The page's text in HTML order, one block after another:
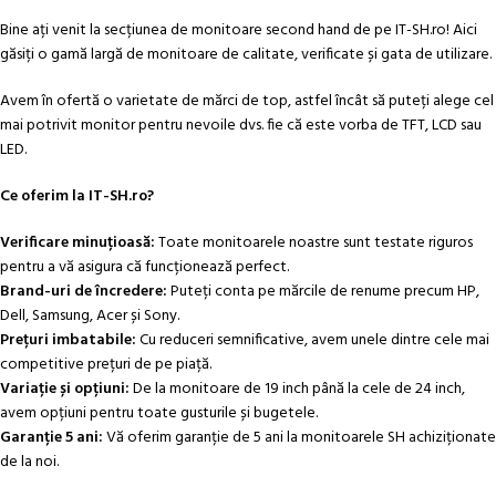
Bine ați venit la secțiunea de monitoare second hand de pe IT-SH.ro! Aici
găsiți o gamă largă de monitoare de calitate, verificate și gata de utilizare.
Avem în ofertă o varietate de mărci de top, astfel încât să puteți alege cel
mai potrivit monitor pentru nevoile dvs. fie că este vorba de TFT, LCD sau
LED.
Ce oferim la IT-SH.ro?
Verificare minuțioasă:Toate monitoarele noastre sunt testate riguros
pentru a vă asigura că funcționează perfect.
Brand-uri de încredere:Puteți conta pe mărcile de renume precum HP,
Dell, Samsung, Acer și Sony.
Prețuri imbatabile:Cu reduceri semnificative, avem unele dintre cele mai
competitive prețuri de pe piață.
Variație și opțiuni:De la monitoare de 19 inch până la cele de 24 inch,
avem opțiuni pentru toate gusturile și bugetele.
Garanție 5 ani:Vă oferim garanție de 5 ani la monitoarele SH achiziționate
de la noi.